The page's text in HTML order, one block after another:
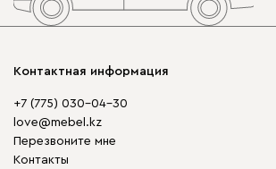
Контактная информация
+7 (775) 030-04-30
love@mebel.kz
Перезвоните мне
Контакты